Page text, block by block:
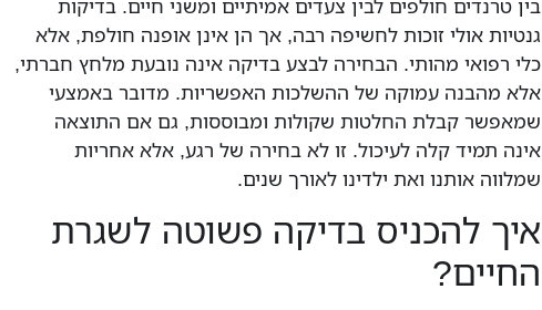
בין טרנדים חולפים לבין צעדים אמיתיים ומשני חיים. בדיקות
גנטיות אולי זוכות לחשיפה רבה, אך הן אינן אופנה חולפת, אלא
כלי רפואי מהותי. הבחירה לבצע בדיקה אינה נובעת מלחץ חברתי,
אלא מהבנה עמוקה של ההשלכות האפשריות. מדובר באמצעי
שמאפשר קבלת החלטות שקולות ומבוססות, גם אם התוצאה
אינה תמיד קלה לעיכול. זו לא בחירה של רגע, אלא אחריות
שמלווה אותנו ואת ילדינו לאורך שנים.
איך להכניס בדיקה פשוטה לשגרת
החיים?